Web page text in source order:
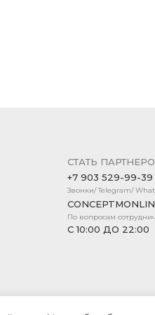
СТАТЬ
+7 903 529-99-39
Звонки/ Telegram/
По вопросам
С 10:00 ДО 22:00